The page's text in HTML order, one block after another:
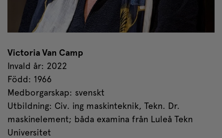
Victoria Van Camp
Invald år: 2022
Född: 1966
Medborgarskap: svenskt
Utbildning: Civ. ing maskinteknik, Tekn. Dr.
maskinelement; båda examina från Luleå Tekn
Universitet